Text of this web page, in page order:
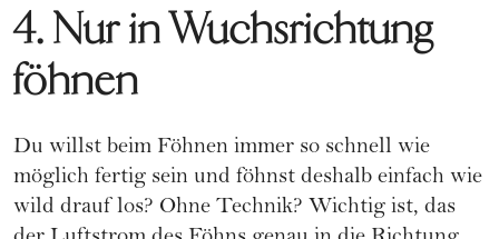
4. Nur in Wuchsrichtung
föhnen
Du willst beim Föhnen immer so schnell wie
möglich fertig sein und föhnst deshalb einfach wie
wild drauf los? Ohne Technik? Wichtig ist, das